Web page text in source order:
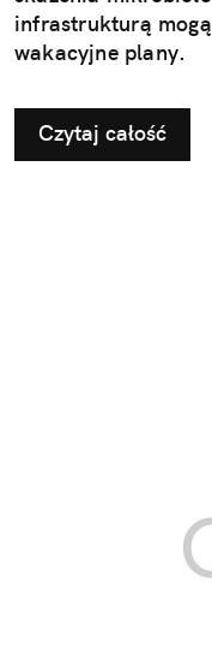
infrastrukturą
wakacyjne plany.
Czytaj całość